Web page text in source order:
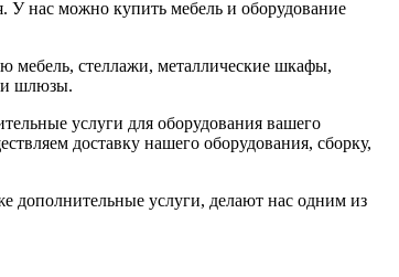
У нас можно купить мебель и оборудование
мебель, стеллажи, металлические шкафы,
и шлюзы.
услуги для оборудования вашего
доставку нашего оборудования, сборку,
дополнительные услуги, делают нас одним из